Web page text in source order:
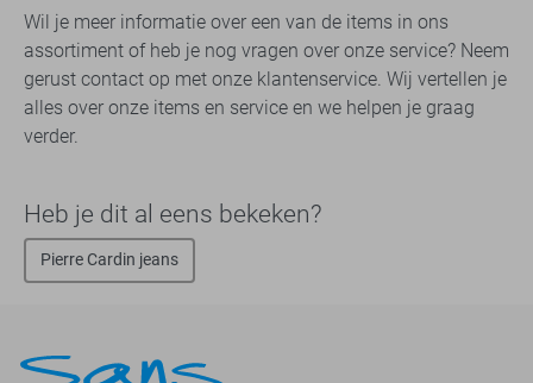
Wil je meer informatie over een van de items in ons
assortiment of heb je nog vragen over onze service? Neem
gerust contact op met onze klantenservice. Wij vertellen je
alles over onze items en service en we helpen je graag
verder.
Heb je dit al eens bekeken?
Pierre Cardin jeans